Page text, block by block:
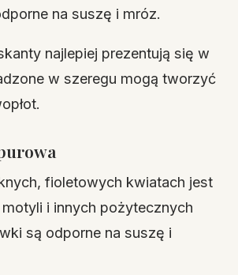
na suszę i mróz.
najlepiej prezentują się w
w szeregu mogą tworzyć
fioletowych kwiatach jest
i innych pożytecznych
są odporne na suszę i